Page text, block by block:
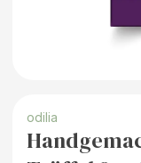
odilia